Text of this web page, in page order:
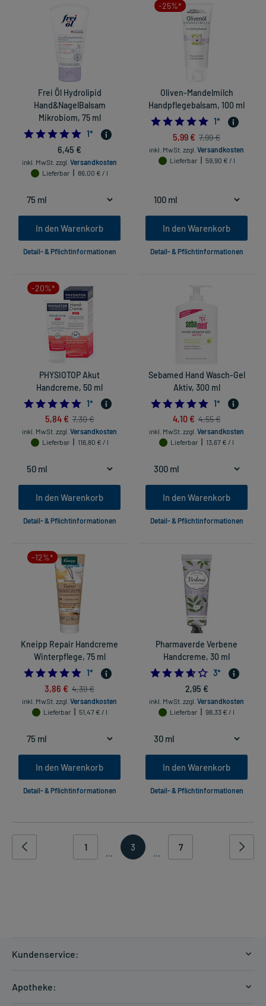
Frei Öl Hydrolipid
Hand&NagelBalsam
Mikrobiom, 75 ml
5.0
1*
6,45 €
inkl. MwSt. zzgl. Versandkosten
Lieferbar
86,00 € / l
In den Warenkorb
Detail- & Pflichtinformationen
-25%*
Oliven-Mandelmilch
Handpflegebalsam, 100 ml
5.0
1*
5,99 € 7,99 €
inkl. MwSt. zzgl. Versandkosten
Lieferbar
59,90 € / l
In den Warenkorb
Detail- & Pflichtinformationen
-20%*
PHYSIOTOP Akut
Handcreme, 50 ml
5.0
1*
5,84 € 7,30 €
inkl. MwSt. zzgl. Versandkosten
Lieferbar
116,80 € / l
In den Warenkorb
Detail- & Pflichtinformationen
Sebamed Hand Wasch-Gel
Aktiv, 300 ml
5.0
1*
4,10 € 4,55 €
inkl. MwSt. zzgl. Versandkosten
Lieferbar
13,67 € / l
In den Warenkorb
Detail- & Pflichtinformationen
-12%*
Kneipp Repair Handcreme
Winterpflege, 75 ml
5.0
1*
3,86 € 4,39 €
inkl. MwSt. zzgl. Versandkosten
Lieferbar
51,47 € / l
In den Warenkorb
Detail- & Pflichtinformationen
Pharmaverde Verbene
Handcreme, 30 ml
3*
2,95 €
inkl. MwSt. zzgl. Versandkosten
Lieferbar
98,33 € / l
In den Warenkorb
Detail- & Pflichtinformationen
1
...
3
...
7
Kundenservice:
Zahlungsarten
Apotheke: